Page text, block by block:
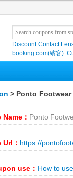
Discount Contact
booking.com(繽客)
> Ponto Footwear
Name： Ponto
Url： https://
use： How to